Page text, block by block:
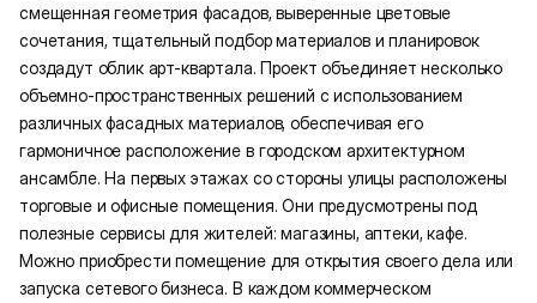
смещенная геометрия фасадов, выверенные цветовые
сочетания, тщательный подбор материалов и планировок
создадут облик арт-квартала. Проект объединяет несколько
объемно-пространственных решений с использованием
различных фасадных материалов, обеспечивая его
гармоничное расположение в городском архитектурном
ансамбле. На первых этажах со стороны улицы расположены
торговые и офисные помещения. Они предусмотрены под
полезные сервисы для жителей: магазины, аптеки, кафе.
Можно приобрести помещение для открытия своего дела или
запуска сетевого бизнеса. В каждом коммерческом